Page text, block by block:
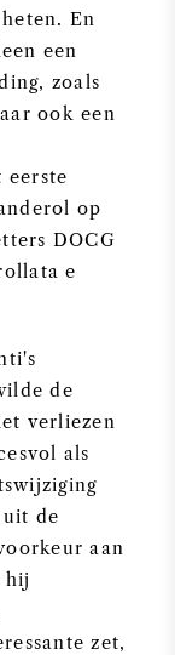
En
een
zoals
ook een
eerste
op
DOCG
e
de
verliezen
als
uit de
aan
hij
zet,